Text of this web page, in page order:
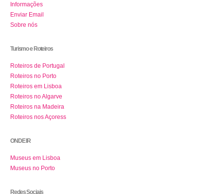
Informações
Enviar Email
Sobre nós
Turismo e Roteiros
Roteiros de Portugal
Roteiros no Porto
Roteiros em Lisboa
Roteiros no Algarve
Roteiros na Madeira
Roteiros nos Açoress
ONDE IR
Museus em Lisboa
Museus no Porto
Redes Sociais